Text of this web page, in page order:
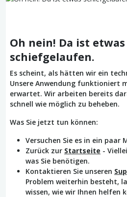
Oh nein! Da ist etwas
schiefgelaufen.
Es scheint, als hätten wir ein
Unsere Anwendung funktioniert
erwartet. Wir arbeiten bereits
schnell wie möglich zu beheben.
Was Sie jetzt tun können:
Versuchen Sie es in ein paar
Zurück zur Startseite -
was Sie benötigen.
Kontaktieren Sie unseren
Problem weiterhin besteht,
wissen, wie wir Ihnen helfen